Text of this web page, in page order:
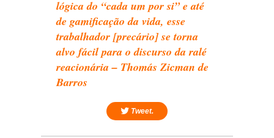
lógica do “cada um por si” e até
de gamificação da vida, esse
trabalhador [precário] se torna
alvo fácil para o discurso da ralé
reacionária – Thomás Zicman de
Barros
Tweet.